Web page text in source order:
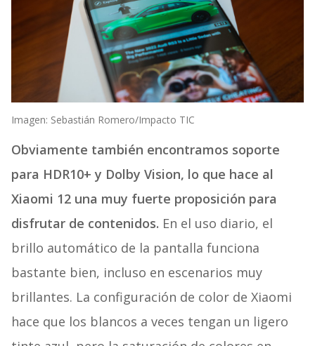
Imagen: Sebastián Romero/Impacto TIC
Obviamente también encontramos soporte
para HDR10+ y Dolby Vision, lo que hace al
Xiaomi 12 una muy fuerte proposición para
disfrutar de contenidos. En el uso diario, el
brillo automático de la pantalla funciona
bastante bien, incluso en escenarios muy
brillantes. La configuración de color de Xiaomi
hace que los blancos a veces tengan un ligero